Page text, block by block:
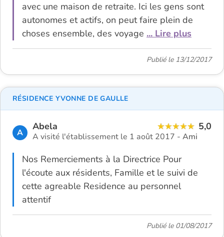
avec une maison de retraite. Ici les gens sont
autonomes et actifs, on peut faire plein de
choses ensemble, des voyage ... Lire plus
Publié le 13/12/2017
A
Abela 5,0
A visité l'établissement le 1 août 2017 - Ami
Nos Remerciements à la Directrice Pour
l'écoute aux résidents, Famille et le suivi de
cette agreable Residence au personnel
attentif
RÉSIDENCE YVONNE DE GAULLE
Publié le 01/08/2017